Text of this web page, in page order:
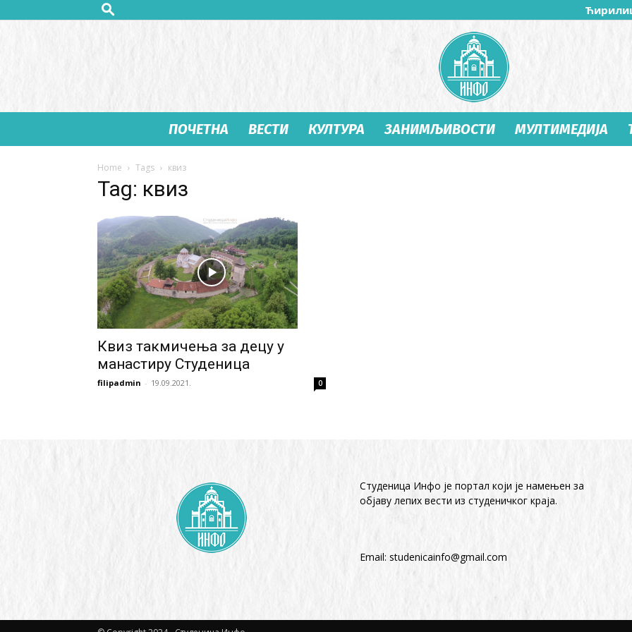
Студеница
ПОЧЕТНА ВЕСТИ КУЛТУРА ЗАНИМЉИВОСТИ МУЛТИМЕДИЈА
Home Tags квиз
Tag: квиз
Квиз такмичења за децу у
манастиру Студеница
filipadmin - 19.09.2021. 0
Студеница Инфо је портал који је намењен за
објaву лепих вести из студеничког краја.
Email: studenicainfo@gmail.com